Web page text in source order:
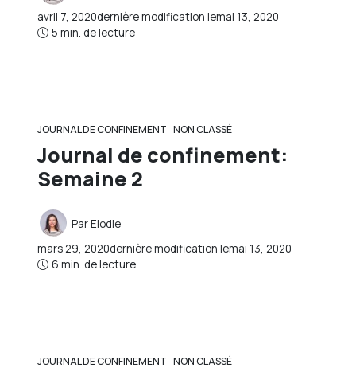
avril 7, 2020dernière modification lemai 13, 2020
5 min. de lecture
JOURNAL DE CONFINEMENT NON CLASSÉ
Journal de confinement:
Semaine 2
ParElodie
mars 29, 2020dernière modification lemai 13, 2020
6 min. de lecture
JOURNAL DE CONFINEMENT NON CLASSÉ